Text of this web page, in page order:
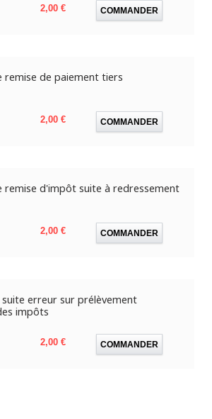
Prix
2,00 € COMMANDER
remise de paiement tiers
Prix
2,00 € COMMANDER
remise d'impôt suite à redressement
Prix
2,00 € COMMANDER
suite erreur sur prélèvement
impôts
Prix
2,00 € COMMANDER